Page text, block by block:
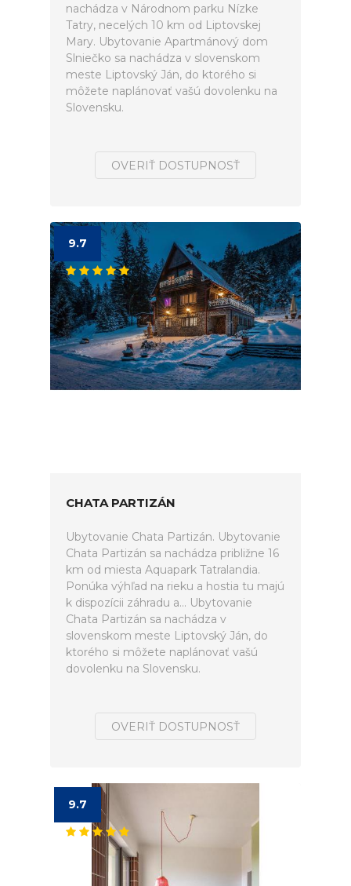
nachádza v Národnom parku Nízke
Tatry, necelých 10 km od Liptovskej
Mary. Ubytovanie Apartmánový dom
Slniečko sa nachádza v slovenskom
meste Liptovský Ján, do ktorého si
môžete naplánovať vašú dovolenku na
Slovensku.
OVERIŤ DOSTUPNOSŤ
9.7
CHATA PARTIZÁN
Ubytovanie Chata Partizán. Ubytovanie
Chata Partizán sa nachádza približne 16
km od miesta Aquapark Tatralandia.
Ponúka výhľad na rieku a hostia tu majú
k dispozícii záhradu a... Ubytovanie
Chata Partizán sa nachádza v
slovenskom meste Liptovský Ján, do
ktorého si môžete naplánovať vašú
dovolenku na Slovensku.
OVERIŤ DOSTUPNOSŤ
9.7